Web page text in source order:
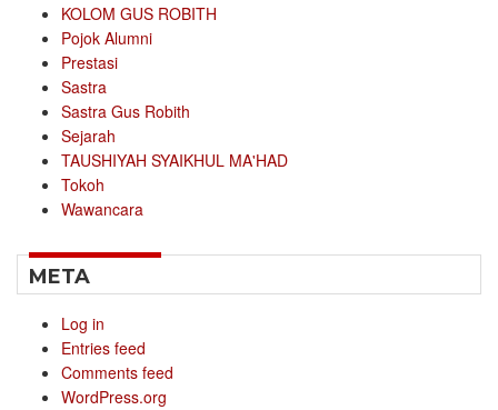
KOLOM GUS ROBITH
Pojok Alumni
Prestasi
Sastra
Sastra Gus Robith
Sejarah
TAUSHIYAH SYAIKHUL MA'HAD
Tokoh
Wawancara
META
Log in
Entries feed
Comments feed
WordPress.org